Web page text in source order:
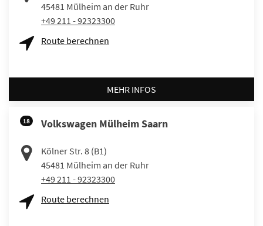
45481 Mülheim an der Ruhr
+49 211 - 92323300
Route berechnen
MEHR INFOS
18 Volkswagen Mülheim Saarn
Kölner Str. 8 (B1)
45481 Mülheim an der Ruhr
+49 211 - 92323300
Route berechnen